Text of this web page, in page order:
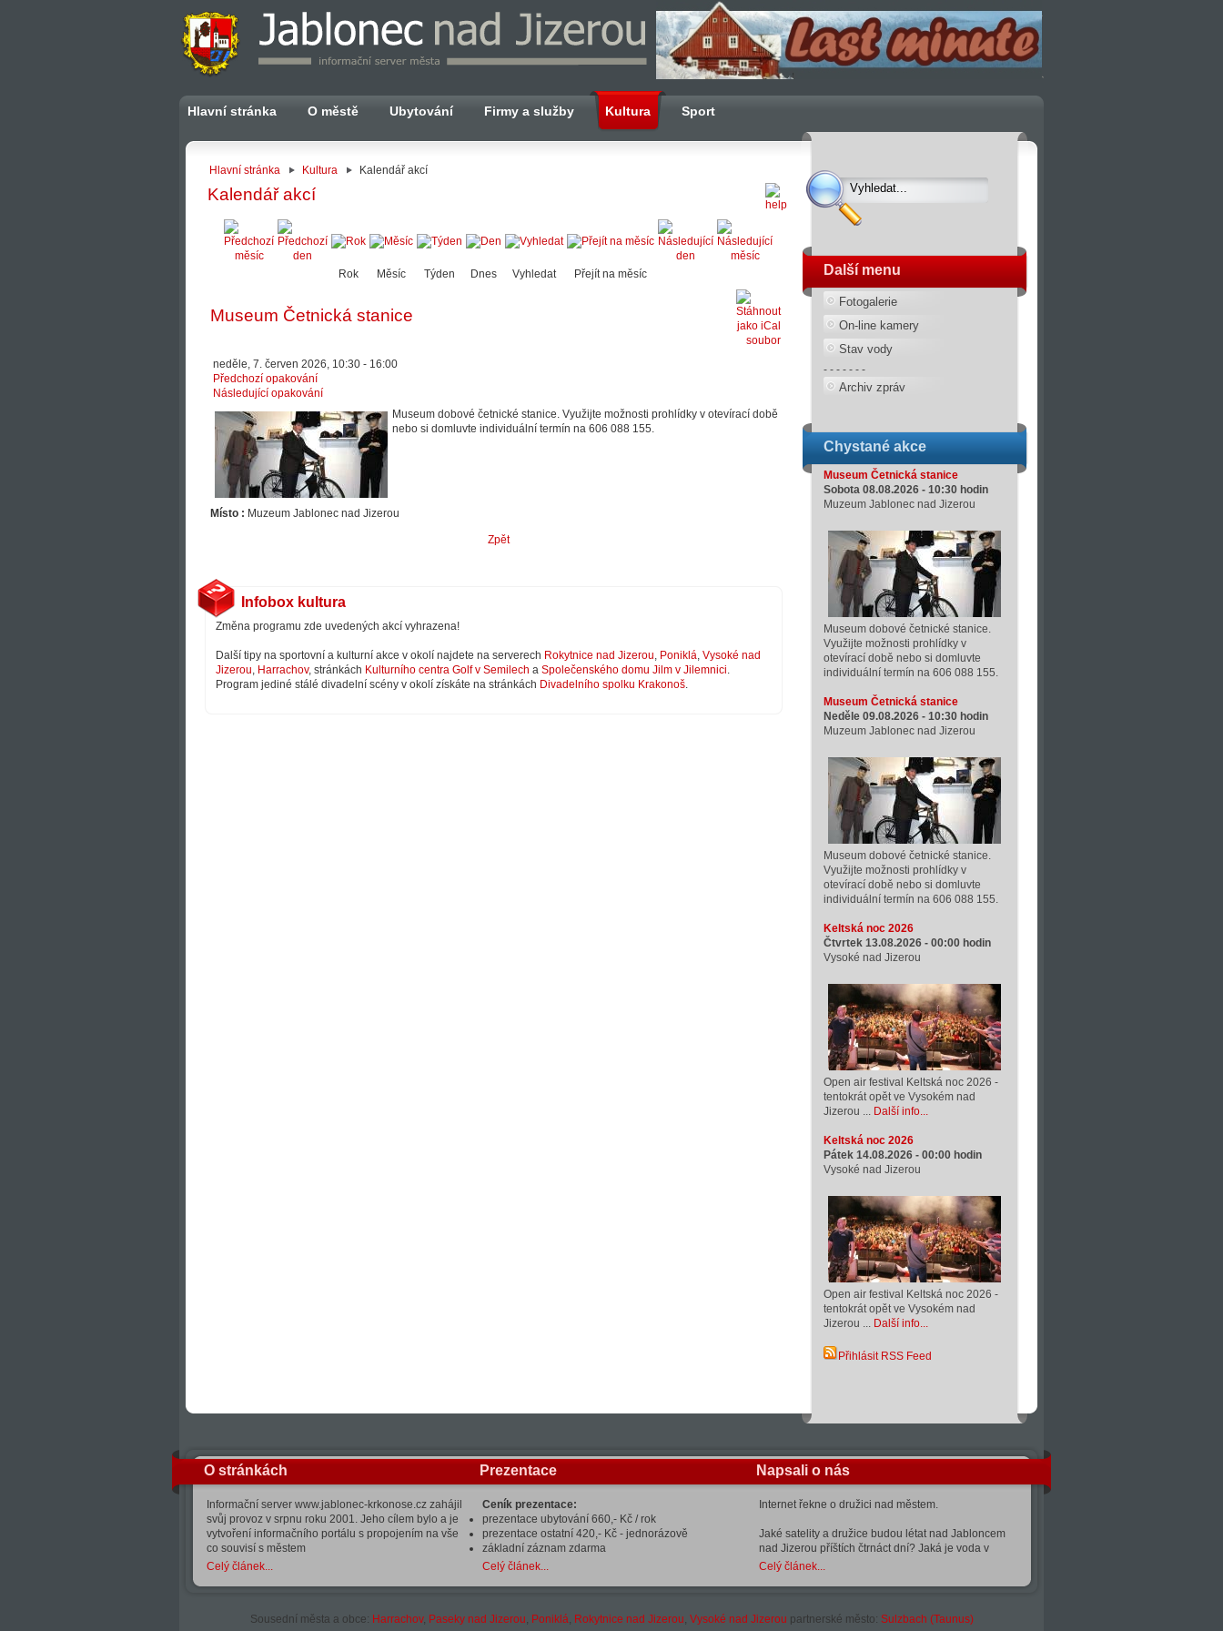
Hlavní stránka O městě Ubytování Firmy a služby Kultura Sport
Hlavní stránka Kultura Kalendář akcí
Kalendář akcí
Rok Měsíc Týden Dnes Vyhledat Přejít na měsíc
Museum Četnická stanice
neděle, 7. červen 2026, 10:30 - 16:00
Předchozí opakování
Následující opakování
Museum dobové četnické stanice. Využijte možnosti prohlídky v otevírací době
nebo si domluvte individuální termín na 606 088 155.
Místo : Muzeum Jablonec nad Jizerou
Zpět
Infobox kultura
Změna programu zde uvedených akcí vyhrazena!
Další tipy na sportovní a kulturní akce v okolí najdete na serverech Rokytnice nad Jizerou, Poniklá, Vysoké nad
Jizerou, Harrachov, stránkách Kulturního centra Golf v Semilech a Společenského domu Jilm v Jilemnici.
Program jediné stálé divadelní scény v okolí získáte na stránkách Divadelního spolku Krakonoš.
Další menu
Fotogalerie
On-line kamery
Stav vody
- - - - - - -
Archiv zpráv
Chystané akce
Museum Četnická stanice
Sobota 08.08.2026 - 10:30 hodin
Muzeum Jablonec nad Jizerou
Museum dobové četnické stanice.
Využijte možnosti prohlídky v
otevírací době nebo si domluvte
individuální termín na 606 088 155.
Museum Četnická stanice
Neděle 09.08.2026 - 10:30 hodin
Muzeum Jablonec nad Jizerou
Museum dobové četnické stanice.
Využijte možnosti prohlídky v
otevírací době nebo si domluvte
individuální termín na 606 088 155.
Keltská noc 2026
Čtvrtek 13.08.2026 - 00:00 hodin
Vysoké nad Jizerou
Open air festival Keltská noc 2026 -
tentokrát opět ve Vysokém nad
Jizerou ... Další info...
Keltská noc 2026
Pátek 14.08.2026 - 00:00 hodin
Vysoké nad Jizerou
Open air festival Keltská noc 2026 -
tentokrát opět ve Vysokém nad
Jizerou ... Další info...
Přihlásit RSS Feed
O stránkách
Informační server www.jablonec-krkonose.cz zahájil
svůj provoz v srpnu roku 2001. Jeho cílem bylo a je
vytvoření informačního portálu s propojením na vše
co souvisí s městem
Celý článek...
Prezentace
Ceník prezentace:
prezentace ubytování 660,- Kč / rok
prezentace ostatní 420,- Kč - jednorázově
základní záznam zdarma
Celý článek...
Napsali o nás
Internet řekne o družici nad městem.
Jaké satelity a družice budou létat nad Jabloncem
nad Jizerou příštích čtrnáct dní? Jaká je voda v
Celý článek...
Sousední města a obce: Harrachov, Paseky nad Jizerou, Poniklá, Rokytnice nad Jizerou, Vysoké nad Jizerou partnerské město: Sulzbach (Taunus)